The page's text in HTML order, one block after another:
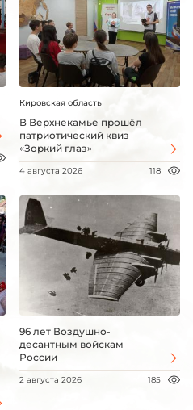
Кировская область
В Верхнекамье прошёл
патриотический квиз
«Зоркий глаз»
4 августа 2026 118
96 лет Воздушно-
десантным войскам
России
2 августа 2026 185